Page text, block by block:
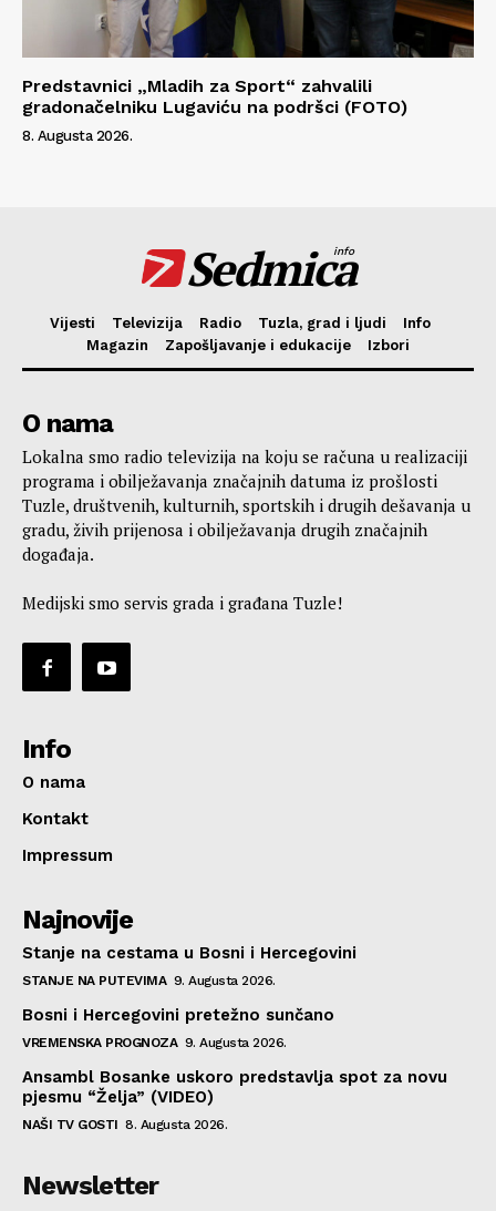
Predstavnici „Mladih za Sport“ zahvalili
gradonačelniku Lugaviću na podršci (FOTO)
8. Augusta 2026.
Sedmica
info
Vijesti Televizija Radio Tuzla, grad i ljudi
Info
Magazin
Zapošljavanje i edukacije Izbori
O nama
Lokalna smo radio televizija na koju se računa u realizaciji
programa i obilježavanja značajnih datuma iz prošlosti
Tuzle, društvenih, kulturnih, sportskih i drugih dešavanja u
gradu, živih prijenosa i obilježavanja drugih značajnih
događaja.
Medijski smo servis grada i građana Tuzle!
Info
O nama
Kontakt
Impressum
Najnovije
Stanje na cestama u Bosni i Hercegovini
STANJE NA PUTEVIMA 9. Augusta 2026.
Bosni i Hercegovini pretežno sunčano
VREMENSKA PROGNOZA 9. Augusta 2026.
Ansambl Bosanke uskoro predstavlja spot za novu
pjesmu “Želja” (VIDEO)
NAŠI TV GOSTI 8. Augusta 2026.
Newsletter